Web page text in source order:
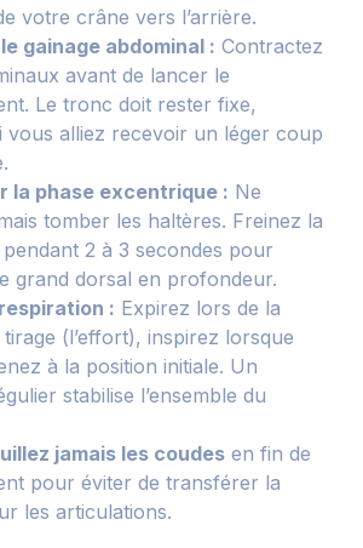
votre crâne vers l’arrière.
gainage abdominal : Contractez
avant de lancer le
Le tronc doit rester fixe,
vous alliez recevoir un léger coup
la phase excentrique : Ne
tomber les haltères. Freinez la
2 à 3 secondes pour
grand dorsal en profondeur.
: Expirez lors de la
tirage (l’effort), inspirez lorsque
à la position initiale. Un
stabilise l’ensemble du
jamais les coudes en fin de
pour éviter de transférer la
les articulations.